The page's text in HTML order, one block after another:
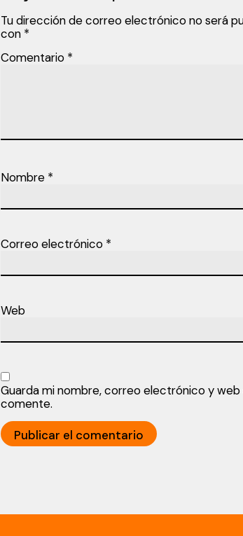
Tu dirección de correo electrónico no será
con *
Comentario *
Nombre *
Correo electrónico *
Web
Guarda mi nombre, correo electrónico y
comente.